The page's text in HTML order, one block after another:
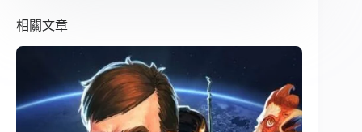
相關文章